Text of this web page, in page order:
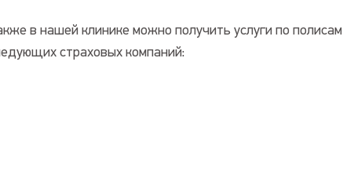
в нашей клинике можно получить услуги по полисам
страховых компаний: